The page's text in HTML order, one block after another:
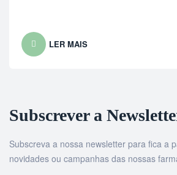
LER MAIS
Subscrever a
Subscreva a nossa newsletter para fica a
novidades ou campanhas das nossas